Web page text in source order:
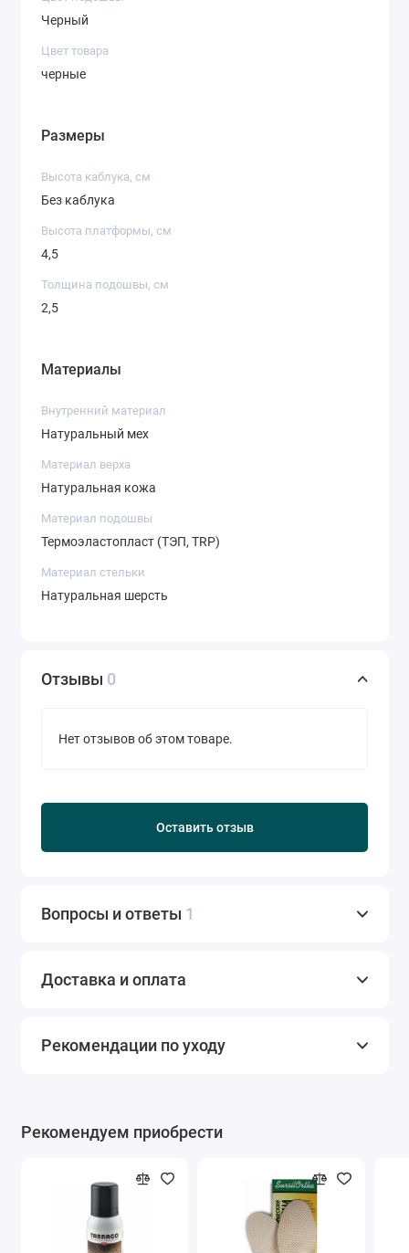
Черный
Цвет товара
черные
Размеры
Высота каблука, см
Без каблука
Высота платформы, см
4,5
Толщина подошвы, см
2,5
Материалы
Внутренний материал
Натуральный мех
Материал верха
Натуральная кожа
Материал подошвы
Термоэластопласт (ТЭП, TRP)
Материал стельки
Натуральная шерсть
Отзывы 0
Нет отзывов об этом товаре.
Оставить отзыв
Вопросы и ответы 1
Доставка и оплата
Рекомендации по уходу
Рекомендуем приобрести